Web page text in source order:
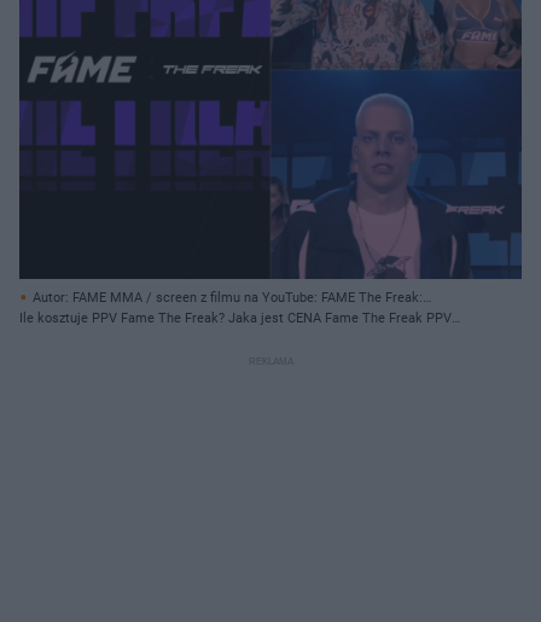
Autor: FAME MMA / screen z filmu na YouTube: FAME The Freak:
Konferencja/ Archiwum prywatne
Ile kosztuje PPV Fame The Freak? Jaka jest CENA Fame The Freak PPV